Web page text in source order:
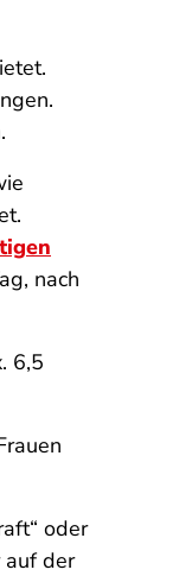
nach
6,5
oder
auf der